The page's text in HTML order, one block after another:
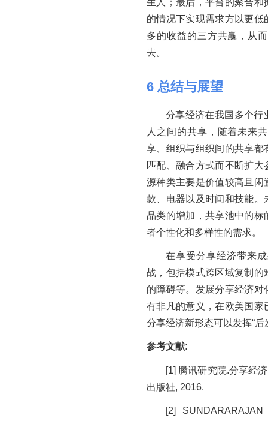
生人；最后，平台的聚合
的情况下实现需求方以更
多的收益的三方共赢，从
去。
6 总结与展望
分享经济在我国多个行
人之间的共享，随着未来
享、组织与组织间的共享
匹配、融合方式而不断扩
源种类主要是价值较高且
款、电器以及时间和技能
品类的增加，共享池中的
者个性化和多样性的需求。
在享受分享经济带来
战，包括模式跨区域复制
的障碍等。发展分享经济
有非凡的意义，在欧美国
分享经济新形态可以发挥“
参考文献:
[1] 腾讯研究院.分享经
出版社, 2016.
[2]